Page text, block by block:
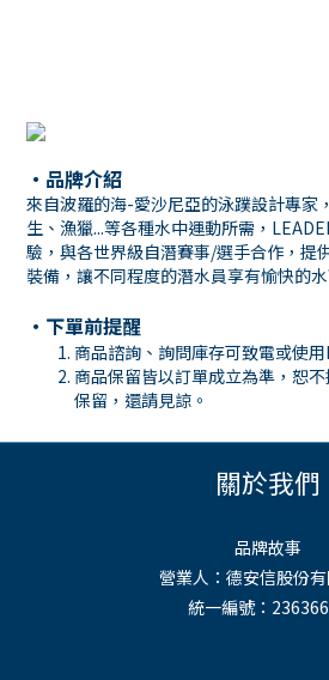
・ 品牌介紹
來自波羅的海-愛沙尼亞的泳蹼設計專家
生、漁獵...等各種水中運動所需，
驗，與各世界級自潛賽事/選手合作，提
裝備，讓不同程度的潛水員享有愉快的
・下單前提醒
商品諮詢、詢問庫存可致電或使用
商品保留皆以訂單成立為準，恕
保留，還請見諒。
關於我們
品牌故事
營業人：德安信股份
統一編號：